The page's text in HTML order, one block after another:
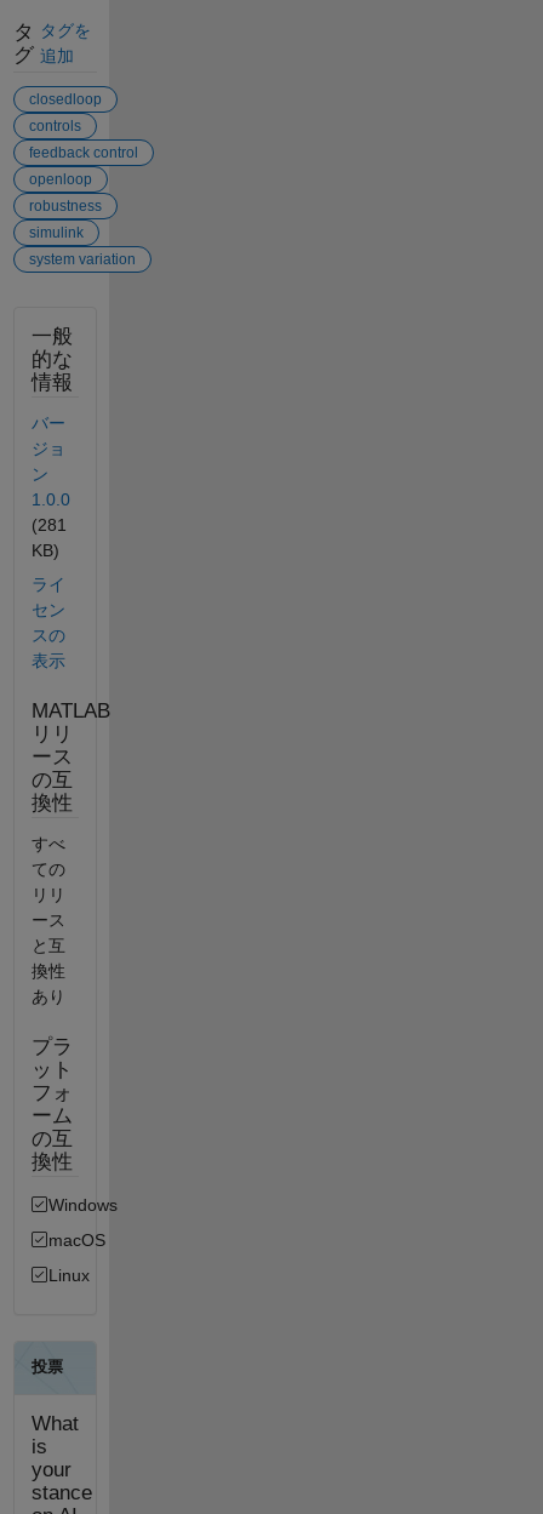
タ
グ
タグを
追加
closedloop
controls
feedback control
openloop
robustness
simulink
system variation
一般
的な
情報
バー
ジョ
ン
1.0.0
(281
KB)
ライ
セン
スの
表示
MATLAB
リリ
ース
の互
換性
すべ
ての
リリ
ース
と互
換性
あり
プラ
ット
フォ
ーム
の互
換性
Windows
macOS
Linux